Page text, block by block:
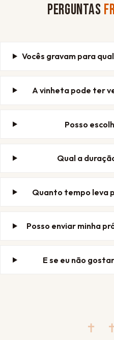
PERGUNTAS
Vocês gravam para
A vinheta pode ter
Posso
Qual a
Quanto tempo leva
Posso enviar minha
E se eu não
✝